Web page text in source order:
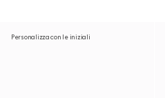
Personalizza con le iniziali